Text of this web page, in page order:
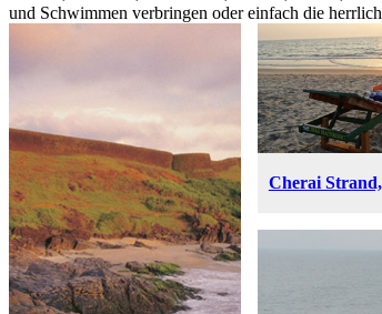
und Schwimmen verbringen oder einfach die
Cherai